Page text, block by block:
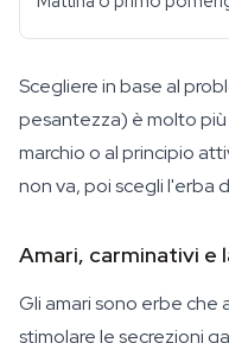
Scegliere in base al
pesantezza) è molto
marchio o al principio
non va, poi scegli l'erba
Amari, carminativi e
Gli amari sono erbe che
stimolare le secrezioni